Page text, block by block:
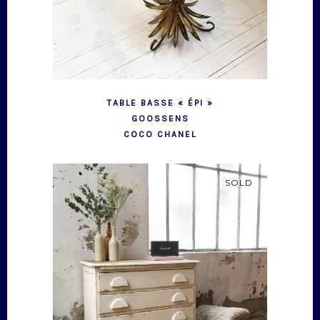
TABLE BASSE « ÉPI »
GOOSSENS
COCO CHANEL
SOLD